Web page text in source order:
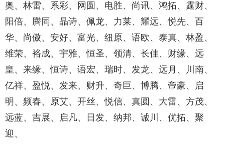
奥、林雷、系彩、网圆、电胜、尚讯、鸿拓、霆财、
阳倍、腾同、晶诗、佩龙、力莱、耀远、悦先、百
华、尚傲、安好、富光、纽原、语欧、泰真、林盈、
维荣、裕成、宇雅、恒圣、领清、长佳、财缘、远
皇、来缘、恒诗、语宏、瑞时、发龙、远月、川南、
亿祥、盈悦、发来、财升、奇巨、博腾、帝豪、启
明、频春、原艾、开丝、悦信、真圆、大雷、方茂、
远蓝、吉展、启凡、日发、纳邦、诚川、优拓、聚
迎、